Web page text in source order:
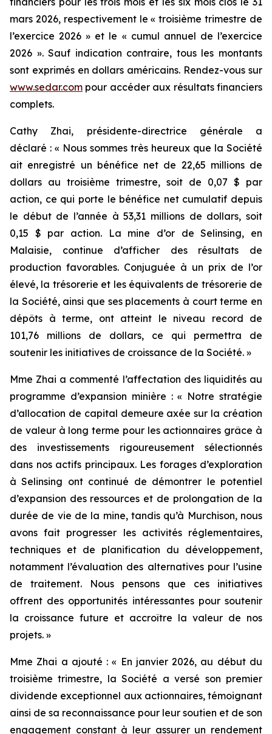
mars 2026, respectivement le « troisième trimestre de
l’exercice 2026 » et le « cumul annuel de l’exercice
2026 ». Sauf indication contraire, tous les montants
sont exprimés en dollars américains. Rendez-vous sur
www.sedar.com pour accéder aux résultats financiers
complets.
Cathy Zhai, présidente-directrice générale a
déclaré : « Nous sommes très heureux que la Société
ait enregistré un bénéfice net de 22,65 millions de
dollars au troisième trimestre, soit de 0,07 $ par
action, ce qui porte le bénéfice net cumulatif depuis
le début de l’année à 53,31 millions de dollars, soit
0,15 $ par action. La mine d’or de Selinsing, en
Malaisie, continue d’afficher des résultats de
production favorables. Conjuguée à un prix de l’or
élevé, la trésorerie et les équivalents de trésorerie de
la Société, ainsi que ses placements à court terme en
dépôts à terme, ont atteint le niveau record de
101,76 millions de dollars, ce qui permettra de
soutenir les initiatives de croissance de la Société. »
Mme Zhai a commenté l’affectation des liquidités au
programme d’expansion minière : « Notre stratégie
d’allocation de capital demeure axée sur la création
de valeur à long terme pour les actionnaires grâce à
des investissements rigoureusement sélectionnés
dans nos actifs principaux. Les forages d’exploration
à Selinsing ont continué de démontrer le potentiel
d’expansion des ressources et de prolongation de la
durée de vie de la mine, tandis qu’à Murchison, nous
avons fait progresser les activités réglementaires,
techniques et de planification du développement,
notamment l’évaluation des alternatives pour l’usine
de traitement. Nous pensons que ces initiatives
offrent des opportunités intéressantes pour soutenir
la croissance future et accroître la valeur de nos
projets. »
Mme Zhai a ajouté : « En janvier 2026, au début du
troisième trimestre, la Société a versé son premier
dividende exceptionnel aux actionnaires, témoignant
ainsi de sa reconnaissance pour leur soutien et de son
engagement constant à leur assurer un rendement